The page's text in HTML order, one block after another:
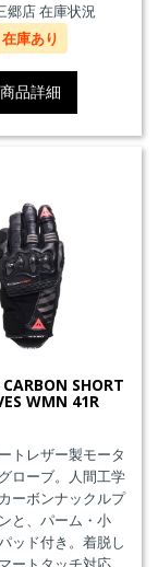
郷店 在庫状況
在庫あり
商品詳細
SHORT
WMN 41R
トレザー製モータ
ローブ。人間工学
ーボンナックルプ
と、パーム・小
ッド付き。着脱し